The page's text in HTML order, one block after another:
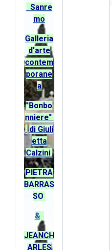
Sanre
mo
Galleria
d'arte
contem
porane
a
"Bonbo
nniere"
di Giuli
etta
Calzini
PIETRA
BARRAS
SO
&
JEANCH
ARLES